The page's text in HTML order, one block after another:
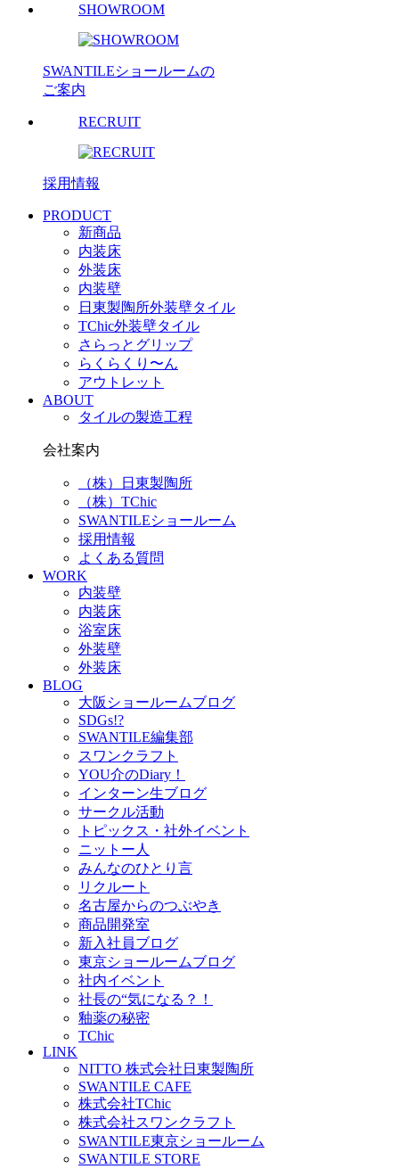
SHOWROOM
SWANTILEショールームの
ご案内
RECRUIT
採用情報
PRODUCT
新商品
内装床
外装床
内装壁
日東製陶所外装壁タイル
TChic外装壁タイル
さらっとグリップ
らくらくり〜ん
アウトレット
ABOUT
タイルの製造工程
会社案内
（株）日東製陶所
（株）TChic
SWANTILEショールーム
採用情報
よくある質問
WORK
内装壁
内装床
浴室床
外装壁
外装床
BLOG
大阪ショールームブログ
SDGs!?
SWANTILE編集部
スワンクラフト
YOU介のDiary！
インターン生ブログ
サークル活動
トピックス・社外イベント
ニットー人
みんなのひとり言
リクルート
名古屋からのつぶやき
商品開発室
新入社員ブログ
東京ショールームブログ
社内イベント
社長の“気になる？！
釉薬の秘密
TChic
LINK
NITTO 株式会社日東製陶所
SWANTILE CAFE
株式会社TChic
株式会社スワンクラフト
SWANTILE東京ショールーム
SWANTILE STORE